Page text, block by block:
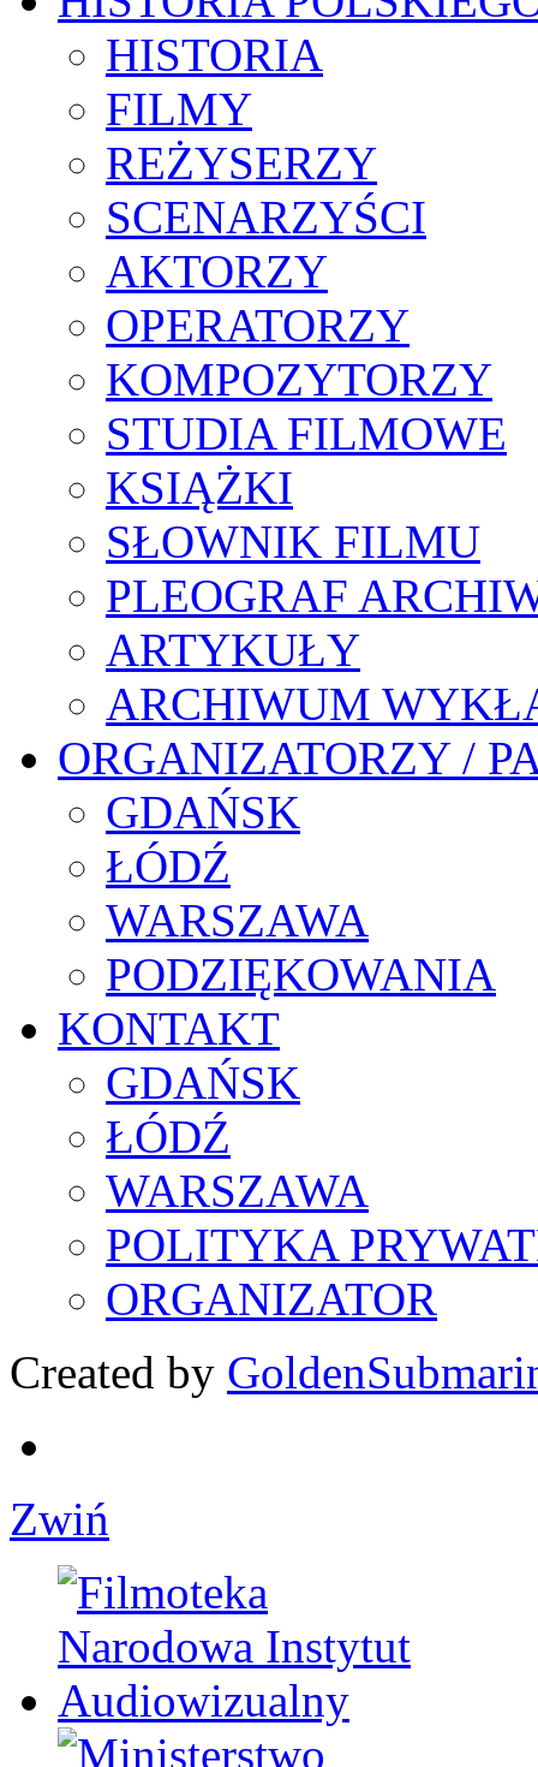
HISTORIA
FILMY
REŻYSERZY
SCENARZYŚCI
AKTORZY
OPERATORZY
KOMPOZYTORZY
STUDIA FILMOWE
KSIĄŻKI
SŁOWNIK FILMU
PLEOGRAF
ARTYKUŁY
ARCHIWUM
ORGANIZATORZY /
GDAŃSK
ŁÓDŹ
WARSZAWA
PODZIĘKOWANIA
KONTAKT
GDAŃSK
ŁÓDŹ
WARSZAWA
POLITYKA
ORGANIZATOR
Created by
Zwiń